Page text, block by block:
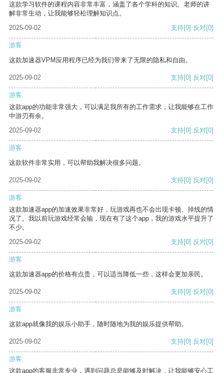
这款学习软件的课程内容非常丰富，涵盖了各个学科的知识。老师的讲
解非常生动，让我能够轻松理解知识点。
2025-09-02
支持[0] 反对[0]
游客
这款加速器VPM应用程序已经为我们带来了无限的隐私和自由。
2025-09-02 支持[0] 反对[0]
游客
这款app的功能非常强大，可以满足我所有的工作需求，让我能够在工作
中游刃有余。
2025-09-02
支持[0] 反对[0]
游客
这款软件非常实用，可以帮助我解决很多问题。
2025-09-02 支持[0] 反对[0]
游客
这款加速器app的加速效果非常好，玩游戏再也不会出现卡顿、掉线的情
况了。我以前玩游戏经常会输，现在有了这个app，我的游戏水平提升了
不少。
2025-09-02
支持[0] 反对[0]
游客
这款加速器app的价格有点贵，可以适当降低一些，这样会更加亲民。
2025-09-02 支持[0] 反对[0]
游客
这款app就像我的娱乐小助手，随时随地为我的娱乐提供帮助。
2025-09-02 支持[0] 反对[0]
游客
这款app的客服非常专业，遇到问题总是能够及时解决，让我能够安心工